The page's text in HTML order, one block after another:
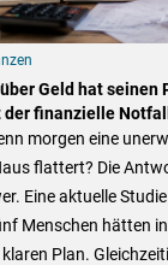
Geld hat seinen
der finanzielle
morgen eine
flattert? Die
Eine aktuelle
Menschen hätten
Plan.